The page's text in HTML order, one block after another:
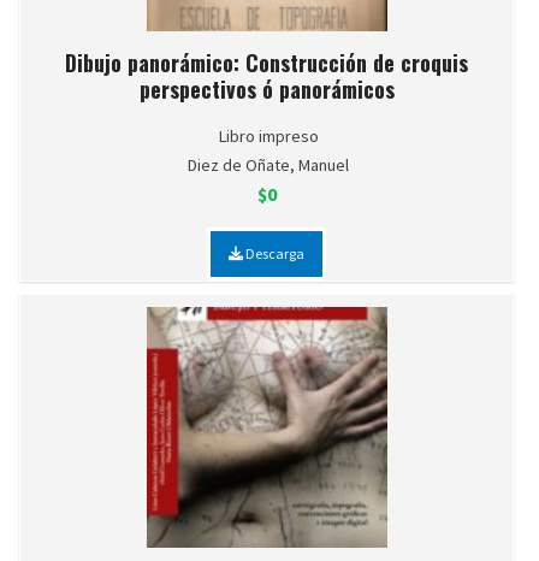
Dibujo panorámico: Construcción de croquis
perspectivos ó panorámicos
Libro impreso
Diez de Oñate, Manuel
$0
Descarga